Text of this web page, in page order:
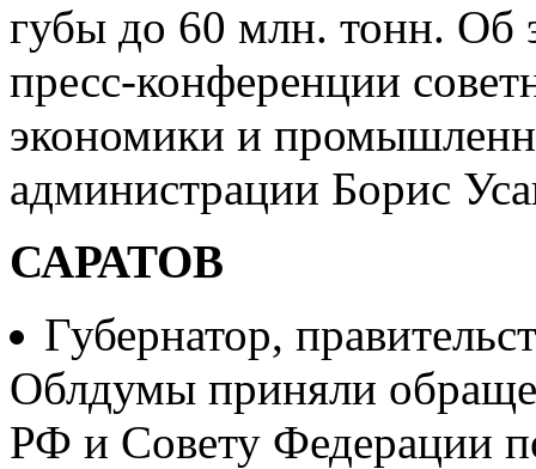
губы до 60 млн. тонн. Об
пресс-конференции
экономики и
администрации Борис
САРАТОВ
Губернатор,
Облдумы приняли
РФ и Совету Федерации